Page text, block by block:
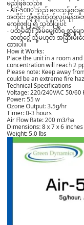
မည်ဖြစ်သည်။
- Air-5000 သည် လေသန့်စင်
အတိုင်း အိုဇုန်းထုတ်လုပ်ရန်အ
ကျေးဇူးပြု၍ သတိပြုပါ:
- ပထမဆုံး အိမ်မွေးတိရစ္ဆာန်မျ
- ဓာတ်ငွေ့ သို့မဟုတ် အခြားမီးလ
ထားပါ။
How it Works:
Place the unit in a room
concentration will reach 2
Please note: Keep away
could be an extreme fire
Technical Specifications
Voltage: 220/240VAC 50/60
Power: 55 w
Ozone Output: 3.5g/hr
Timer: 0-3 hours
Air Flow Rate: 200 m3/ha
Dimensions: 8 x 7 x 6 inches
Weight: 5.0 lbs